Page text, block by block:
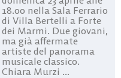
18.00 nella Sala Ferrario
di Villa Bertelli a Forte
dei Marmi. Due giovani,
ma già affermate
artiste del panorama
musicale classico.
Chiara Murzi ...